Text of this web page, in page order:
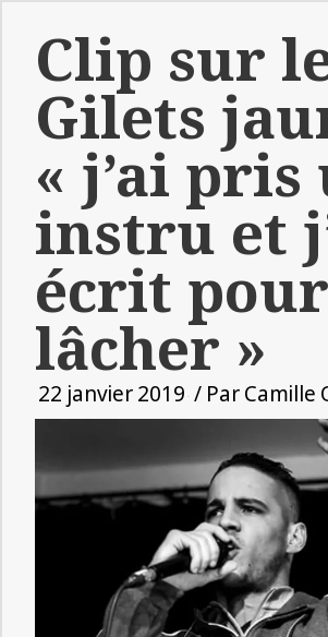
Clip sur
Gilets
« j’ai pris
instru et
écrit
lâcher »
22 janvier 2019 / ParCamille